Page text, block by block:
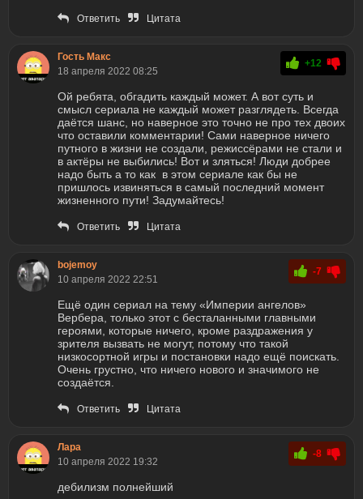
Ответить Цитата
Гость Макс
18 апреля 2022 08:25
+12
Ой ребята, обгадить каждый может. А вот суть и
смысл сериала не каждый может разглядеть. Всегда
даётся шанс, но наверное это точно не про тех двоих
что оставили комментарии! Сами наверное ничего
путного в жизни не создали, режиссёрами не стали и
в актёры не выбились! Вот и зляться! Люди добрее
надо быть а то как в этом сериале как бы не
пришлось извиняться в самый последний момент
жизненного пути! Задумайтесь!
Ответить Цитата
bojemoy
10 апреля 2022 22:51
-7
Ещё один сериал на тему «Империи ангелов»
Вербера, только этот с бесталанными главными
героями, которые ничего, кроме раздражения у
зрителя вызвать не могут, потому что такой
низкосортной игры и постановки надо ещё поискать.
Очень грустно, что ничего нового и значимого не
создаётся.
Ответить Цитата
Лара
10 апреля 2022 19:32
-8
дебилизм полнейший